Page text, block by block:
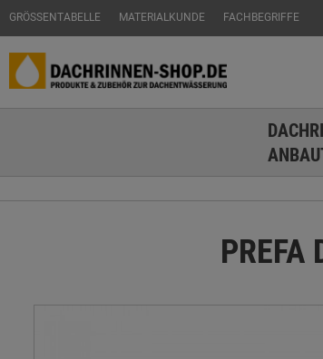
GRÖSSENTABELLE MATERIALKUNDE FACHBEGRIFFE